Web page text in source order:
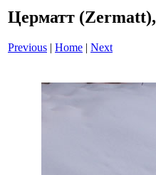
Церматт
Previous | Home | Next